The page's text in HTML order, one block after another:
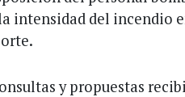
intensidad del incendio
y propuestas